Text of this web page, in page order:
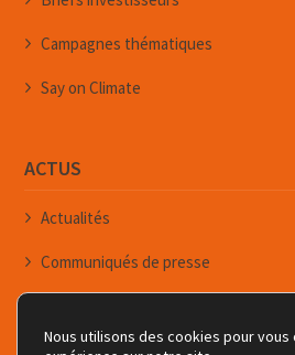
Campagnes thématiques
Say on Climate
ACTUS
Actualités
Communiqués de presse
Newsletters
Nous utilisons des cookies pour vous